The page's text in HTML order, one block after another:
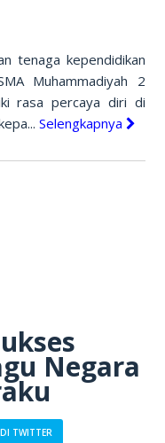
tenaga kependidikan
Muhammadiyah 2
rasa percaya diri di
Selengkapnya
Negara
TWITTER